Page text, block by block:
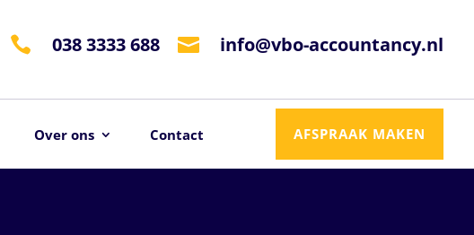
 038 3333 688  info@vbo-accountancy.nl
Over ons Contact AFSPRAAK MAKEN